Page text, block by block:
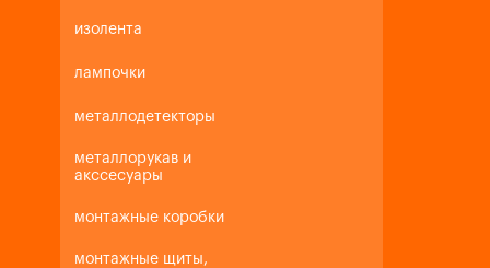
изолента
лампочки
металлодетекторы
металлорукав и
акссесуары
монтажные коробки
монтажные щиты,